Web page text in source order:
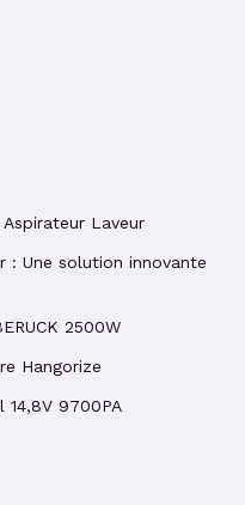
Laveur
: Une solution innovante
2500W
Hangorize
14,8V 9700PA